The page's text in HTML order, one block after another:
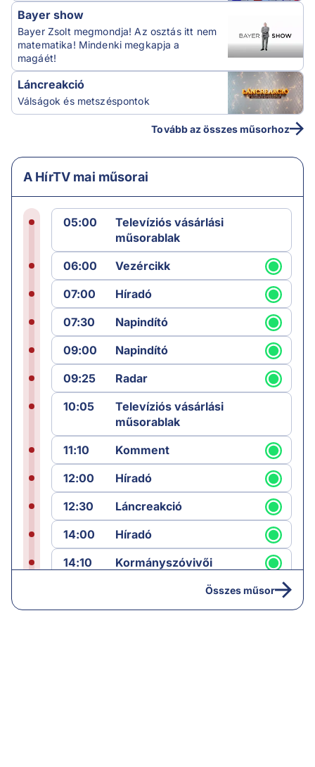
Bayer show
Bayer Zsolt megmondja! Az osztás itt nem
matematika! Mindenki megkapja a
magáét!
Láncreakció
Válságok és metszéspontok
Tovább az összes műsorhoz
A HírTV mai műsorai
05:00
Televíziós vásárlási
műsorablak
06:00
Vezércikk
07:00
Híradó
07:30
Napindító
09:00
Napindító
09:25
Radar
10:05
Televíziós vásárlási
műsorablak
11:10
Komment
12:00
Híradó
12:30
Láncreakció
14:00
Híradó
14:10
Kormányszóvivői
16:25
Paláver
Összes műsor